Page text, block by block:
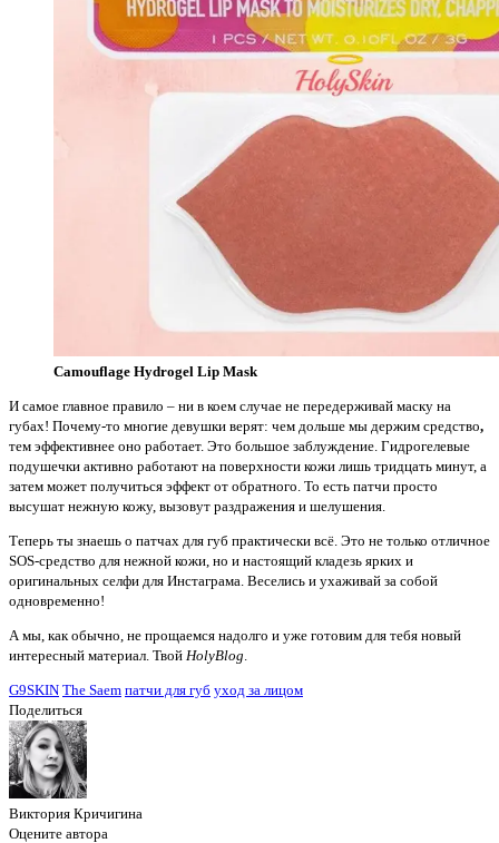
Camouflage Hydrogel Lip Mask
И самое главное правило – ни в коем случае не передерживай маску на
губах! Почему-то многие девушки верят: чем дольше мы держим средство,
тем эффективнее оно работает. Это большое заблуждение. Гидрогелевые
подушечки активно работают на поверхности кожи лишь тридцать минут, а
затем может получиться эффект от обратного. То есть патчи просто
высушат нежную кожу, вызовут раздражения и шелушения.
Теперь ты знаешь о патчах для губ практически всё. Это не только отличное
SOS-средство для нежной кожи, но и настоящий кладезь ярких и
оригинальных селфи для Инстаграма. Веселись и ухаживай за собой
одновременно!
А мы, как обычно, не прощаемся надолго и уже готовим для тебя новый
интересный материал. Твой HolyBlog.
G9SKIN The Saem патчи для губ уход за лицом
Поделиться
Виктория Кричигина
Оцените автора